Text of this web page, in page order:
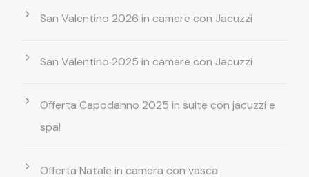
San Valentino 2026 in camere con Jacuzzi
San Valentino 2025 in camere con Jacuzzi
Offerta Capodanno 2025 in suite con jacuzzi e
spa!
Offerta Natale in camera con vasca